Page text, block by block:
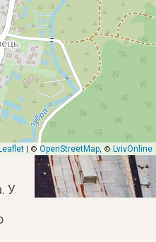
Leaflet | © OpenStreetMap, © LvivOnline
У